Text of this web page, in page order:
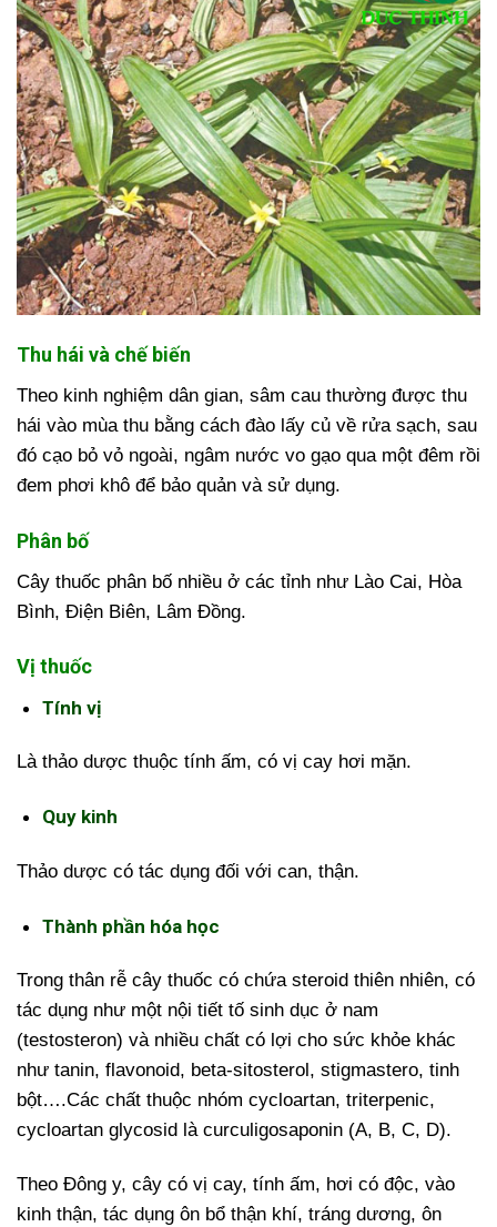
Thu hái và chế biến
Theo kinh nghiệm dân gian, sâm cau thường được thu
hái vào mùa thu bằng cách đào lấy củ về rửa sạch, sau
đó cạo bỏ vỏ ngoài, ngâm nước vo gạo qua một đêm rồi
đem phơi khô để bảo quản và sử dụng.
Phân bố
Cây thuốc phân bố nhiều ở các tỉnh như Lào Cai, Hòa
Bình, Điện Biên, Lâm Đồng.
Vị thuốc
Tính vị
Là thảo dược thuộc tính ấm, có vị cay hơi mặn.
Quy kinh
Thảo dược có tác dụng đối với can, thận.
Thành phần hóa học
Trong thân rễ cây thuốc có chứa steroid thiên nhiên, có
tác dụng như một nội tiết tố sinh dục ở nam
(testosteron) và nhiều chất có lợi cho sức khỏe khác
như tanin, flavonoid, beta-sitosterol, stigmastero, tinh
bột….Các chất thuộc nhóm cycloartan, triterpenic,
cycloartan glycosid là curculigosaponin (A, B, C, D).
Theo Đông y, cây có vị cay, tính ấm, hơi có độc, vào
kinh thận, tác dụng ôn bổ thận khí, tráng dương, ôn